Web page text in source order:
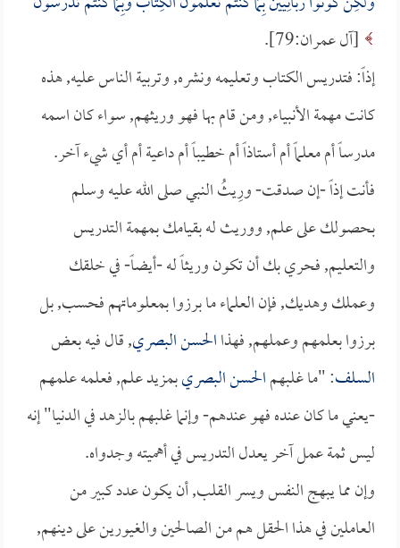
[آل عمران:79].
إذاً: فتدريس الكتاب وتعليمه ونشره, وتربية الناس عليه, هذه
كانت مهمة الأنبياء, ومن قام بها فهو وريثهم, سواء كان اسمه
مدرساً أم معلماً أم أستاذاً أم خطيباً أم داعية أم أي شيء آخر.
فأنت إذاً -إن صدقت- ورِيثُ النبي صلى الله عليه وسلم
بحصولك على علم, ووريث له بقيامك بمهمة التدريس
والتعليم, فحري بك أن تكون وريثاً له -أيضاً- في خلقك
وعملك وهديك, فإن العلماء ما برزوا بمعلوماتهم فحسب, بل
برزوا بعلمهم وعملهم, فهذاالحسن البصري, قال فيه بعض
السلف: "ما غلبهمالحسن البصريبمزيد علم, فعلمه علمهم
-يعني ما كان عنده فهو عندهم- وإنما غلبهم بالزهد في الدنيا" إنه
ليس ثمة عمل آخر يعدل التدريس في أهميته وجدواه.
وإن مما يبهج النفس ويسر القلب, أن يكون عدد كبير من
العاملين في هذا الحقل هم من الصالحين والغيورين على دينهم,